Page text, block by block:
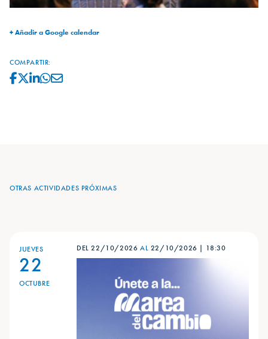
+ Añadir a Google calendar
COMPARTIR:
OTRAS ACTIVIDADES PRÓXIMAS
JUEVES
22
OCTUBRE
DEL 22/10/2026 AL 22/10/2026 | 18:30